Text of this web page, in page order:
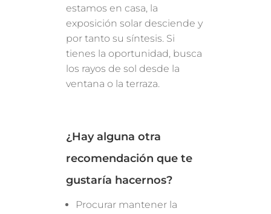
estamos en casa, la
exposición solar desciende y
por tanto su síntesis. Si
tienes la oportunidad, busca
los rayos de sol desde la
ventana o la terraza.
¿Hay alguna otra
recomendación que te
gustaría hacernos?
Procurar mantener la